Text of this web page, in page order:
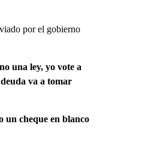
por el gobierno
una ley, yo vote a
va a tomar
un cheque en blanco